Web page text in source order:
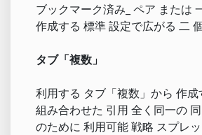
ブックマーク済み_ ペア または
作成する 標準 設定で広がる 二
タブ「複数」
利用する タブ「複数」から 作
組み合わせた 引用 全く同一の
のために 利用可能 戦略 スプレッ